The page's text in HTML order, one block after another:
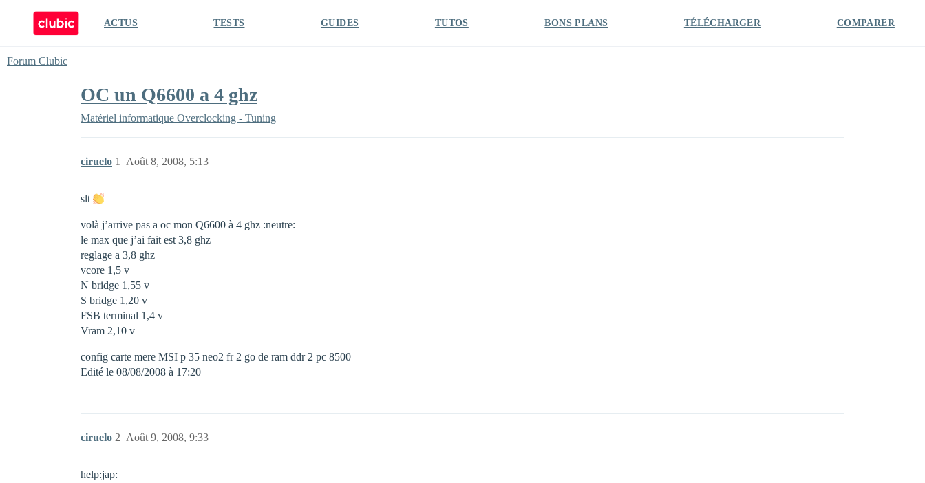
ACTUS TESTS GUIDES TUTOS BONS PLANS TÉLÉCHARGER COMPARER
Forum Clubic
OC un Q6600 a 4 ghz
Matériel informatique Overclocking - Tuning
ciruelo Août 8, 2008, 5:13
1
slt
volà j’arrive pas a oc mon Q6600 à 4 ghz :neutre:
le max que j’ai fait est 3,8 ghz
reglage a 3,8 ghz
vcore 1,5 v
N bridge 1,55 v
S bridge 1,20 v
FSB terminal 1,4 v
Vram 2,10 v
config carte mere MSI p 35 neo2 fr 2 go de ram ddr 2 pc 8500
Edité le 08/08/2008 à 17:20
ciruelo Août 9, 2008, 9:33
2
help:jap: